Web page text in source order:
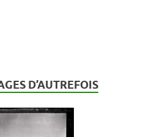
D’AUTREFOIS